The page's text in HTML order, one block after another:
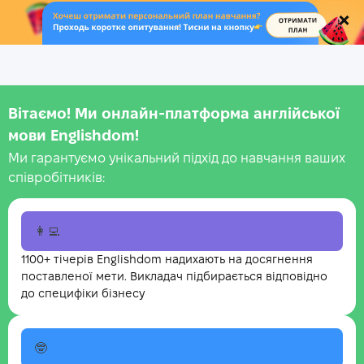
.
Вітаємо! Ми онлайн-платформа англійської
мови Englishdom!
Ми гарантуємо унікальний підхід до навчання ваших
співробітників:
👩‍💻
1100+ тічерів Englishdom надихають на досягнення
поставленої мети. Викладач підбирається відповідно
до специфіки бізнесу
🤓